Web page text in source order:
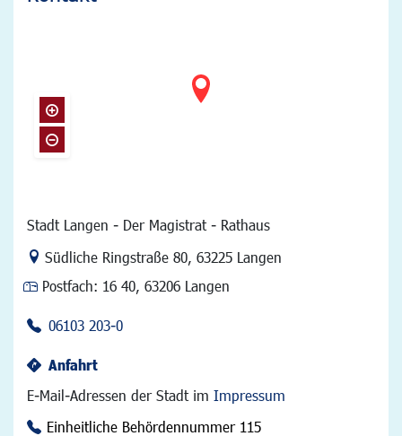
Stadt Langen - Der Magistrat - Rathaus
Link zur Google-Maps Navigation
Südliche Ringstraße 80, 63225 Langen
Postfach: 16 40, 63206 Langen
06103 203-0
Anfahrt
E-Mail-Adressen der Stadt im Impressum
Einheitliche Behördennummer 115